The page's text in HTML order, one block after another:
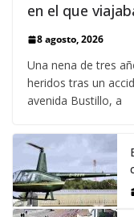
en el que
8 agosto, 2026
Una nena de tres
heridos tras un
avenida Bustillo, a